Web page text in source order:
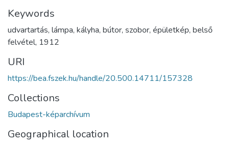
Keywords
udvartartás, lámpa, kályha, bútor, szobor, épületkép, belső
felvétel, 1912
URI
https://bea.fszek.hu/handle/20.500.14711/157328
Collections
Budapest-képarchívum
Geographical location